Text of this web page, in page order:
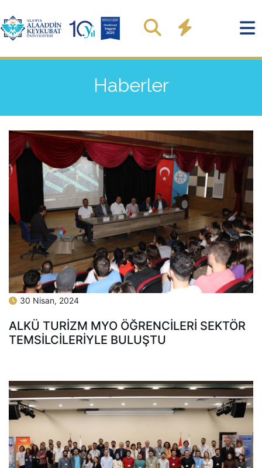
Haberler
30 Nisan, 2024
ALKÜ TURİZM MYO ÖĞRENCİLERİ SEKTÖR
TEMSİLCİLERİYLE BULUŞTU